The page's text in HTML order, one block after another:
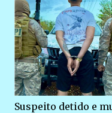
Suspeito detido e